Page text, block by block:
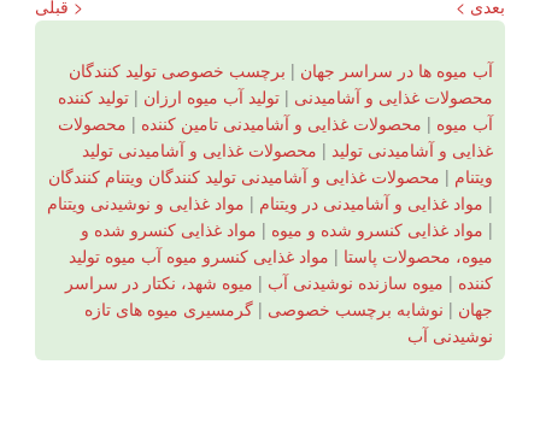
< قبلی بعدی >
آب میوه ها در سراسر جهان | برچسب خصوصی تولید کنندگان
محصولات غذایی و آشامیدنی | تولید آب میوه ارزان | تولید کننده
آب میوه | محصولات غذایی و آشامیدنی تامین کننده | محصولات
غذایی و آشامیدنی تولید | محصولات غذایی و آشامیدنی تولید
ویتنام | محصولات غذایی و آشامیدنی تولید کنندگان ویتنام کنندگان
| مواد غذایی و آشامیدنی در ویتنام | مواد غذایی و نوشیدنی ویتنام
| مواد غذایی کنسرو شده و میوه | مواد غذایی کنسرو شده و
میوه، محصولات پاستا | مواد غذایی کنسرو میوه آب میوه تولید
کننده | میوه سازنده نوشیدنی آب | میوه شهد، نکتار در سراسر
جهان | نوشابه برچسب خصوصی | گرمسیری میوه های تازه
نوشیدنی آب